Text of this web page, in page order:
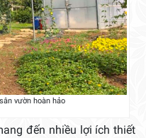
vườn hoàn hảo
đến nhiều lợi ích thiết